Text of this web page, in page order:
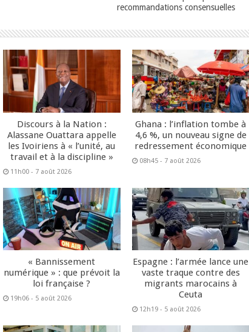
recommandations consensuelles
Discours à la Nation :
Alassane Ouattara appelle
les Ivoiriens à « l’unité, au
travail et à la discipline »
11h00 - 7 août 2026
Ghana : l’inflation tombe à
4,6 %, un nouveau signe de
redressement économique
08h45 - 7 août 2026
« Bannissement
numérique » : que prévoit la
loi française ?
19h06 - 5 août 2026
Espagne : l’armée lance une
vaste traque contre des
migrants marocains à
Ceuta
12h19 - 5 août 2026